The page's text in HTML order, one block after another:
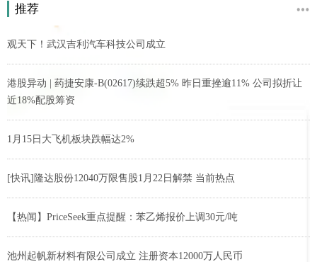
推荐
观天下！武汉吉利汽车科技公司成立
港股异动 | 药捷安康-B(02617)续跌超5% 昨日重挫逾11% 公司拟折让
近18%配股筹资
1月15日大飞机板块跌幅达2%
[快讯]隆达股份12040万限售股1月22日解禁 当前热点
【热闻】PriceSeek重点提醒：苯乙烯报价上调30元/吨
池州起帆新材料有限公司成立 注册资本12000万人民币